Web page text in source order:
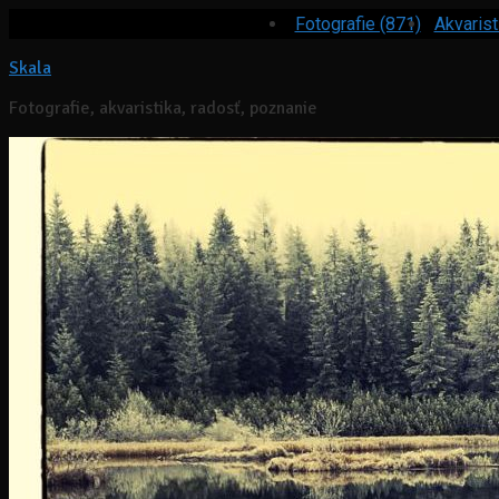
Fotografie (871)
Skala
Fotografie, akvaristika, radosť, poznanie